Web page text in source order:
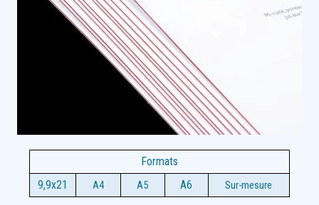
Formats
9,9x21
A4 A5 A6 Sur-mesure